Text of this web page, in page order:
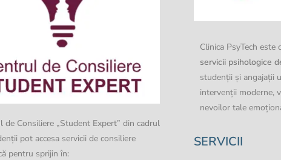
de Consiliere „Student Expert” din cadrul
pot accesa servicii de consiliere
pentru sprijin în:
Clinica PsyTech este
servicii psihologice
studenții și angajații
intervenții moderne,
nevoilor tale
SERVICII